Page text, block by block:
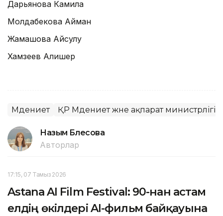
Дарьянова Камила
Молдабекова Айман
Жамашова Айсулу
Хамзеев Алишер
Мәдениет ҚР Мәдениет және ақпарат министрлігі
Назым Бөлесова
Авторлар
17:15, 07 Тамыз 2026
Astana AI Film Festival: 90-нан астам
елдің өкілдері AI-фильм байқауына